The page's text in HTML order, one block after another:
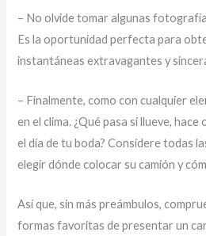
– No olvide tomar algunas
Es la oportunidad perfecta para
instantáneas extravagantes y
– Finalmente, como con cualquier
en el clima. ¿Qué pasa si llueve,
el día de tu boda? Considere todas
elegir dónde colocar su camión y
Así que, sin más preámbulos,
formas favoritas de presentar un